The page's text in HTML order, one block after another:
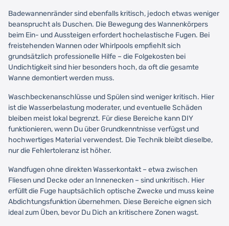
Badewannenränder sind ebenfalls kritisch, jedoch etwas weniger
beansprucht als Duschen. Die Bewegung des Wannenkörpers
beim Ein- und Aussteigen erfordert hochelastische Fugen. Bei
freistehenden Wannen oder Whirlpools empfiehlt sich
grundsätzlich professionelle Hilfe – die Folgekosten bei
Undichtigkeit sind hier besonders hoch, da oft die gesamte
Wanne demontiert werden muss.
Waschbeckenanschlüsse und Spülen sind weniger kritisch. Hier
ist die Wasserbelastung moderater, und eventuelle Schäden
bleiben meist lokal begrenzt. Für diese Bereiche kann DIY
funktionieren, wenn Du über Grundkenntnisse verfügst und
hochwertiges Material verwendest. Die Technik bleibt dieselbe,
nur die Fehlertoleranz ist höher.
Wandfugen ohne direkten Wasserkontakt – etwa zwischen
Fliesen und Decke oder an Innenecken – sind unkritisch. Hier
erfüllt die Fuge hauptsächlich optische Zwecke und muss keine
Abdichtungsfunktion übernehmen. Diese Bereiche eignen sich
ideal zum Üben, bevor Du Dich an kritischere Zonen wagst.